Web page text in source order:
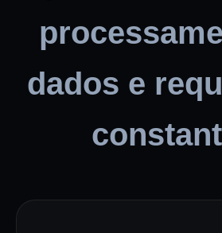
dados e